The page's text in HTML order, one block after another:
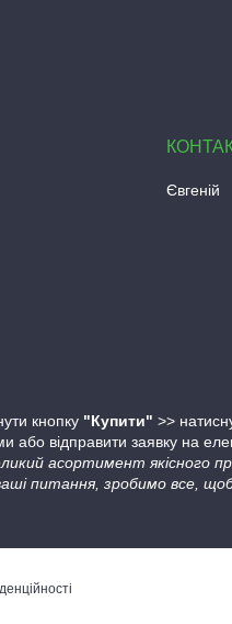
Євгеній
кнопку "Купити" >>
відправити заявку на
асортимент якісного
питання, зробимо все,